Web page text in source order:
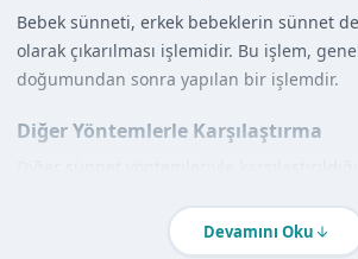
Bebek sünneti, erkek bebeklerin sünnet
olarak çıkarılması işlemidir. Bu işlem,
doğumundan sonra yapılan bir işlemdir.
Diğer Yöntemlerle Karşılaştırma
görülmektedir. Uzman doktorlarımız, her
güvenle uygulamaktadır.
Devamını Oku